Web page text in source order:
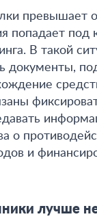
превышает
попадает под
В такой
документы,
о
и
лучше